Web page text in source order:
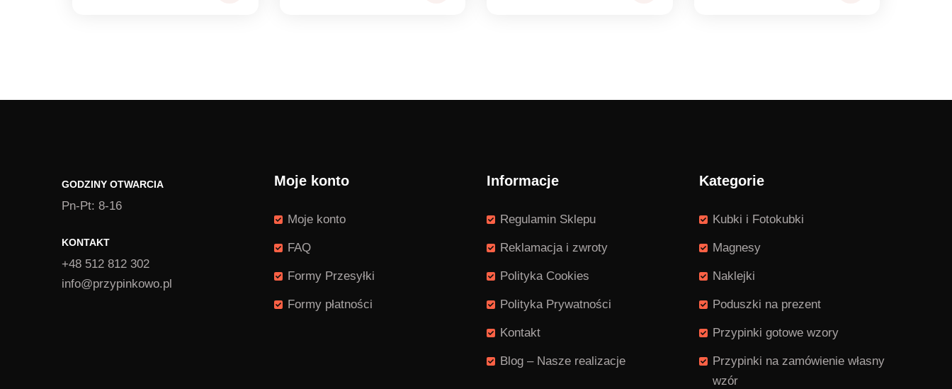
GODZINY OTWARCIA
Pn-Pt: 8-16
KONTAKT
+48 512 812 302
info@przypinkowo.pl
Moje konto
Moje konto
FAQ
Formy Przesyłki
Formy płatności
Informacje
Regulamin Sklepu
Reklamacja i zwroty
Polityka Cookies
Polityka Prywatności
Kontakt
Blog – Nasze realizacje
Kategorie
Kubki i Fotokubki
Magnesy
Naklejki
Poduszki na prezent
Przypinki gotowe wzory
Przypinki na zamówienie własny
wzór